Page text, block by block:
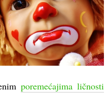
poremećajima ličnosti